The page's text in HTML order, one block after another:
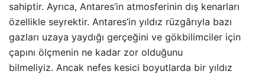
sahiptir. Ayrıca, Antares’in atmosferinin dış kenarları
özellikle seyrektir. Antares’in yıldız rüzgârıyla bazı
gazları uzaya yaydığı gerçeğini ve gökbilimciler için
çapını ölçmenin ne kadar zor olduğunu
bilmeliyiz. Ancak nefes kesici boyutlarda bir yıldız